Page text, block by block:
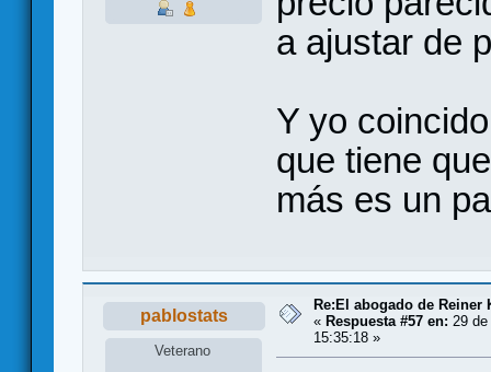
a ajustar de
Y yo
que tiene
más es un
pablostats
Veterano
Re:El abogado de Reiner
« Respuesta #57 en: 29
15:35:18 »